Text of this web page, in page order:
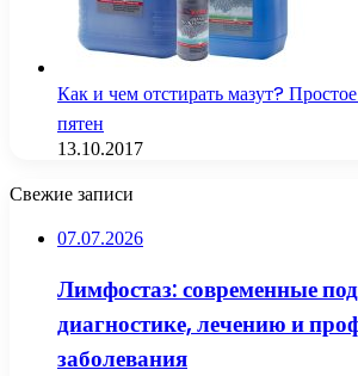
Как и чем отстирать мазут?
пятен
13.10.2017
Свежие записи
07.07.2026
Лимфостаз: современные
диагностике, лечению и
заболевания